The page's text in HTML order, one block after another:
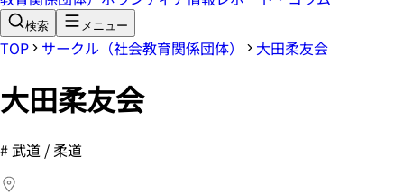
検索 メニュー
TOP サークル（社会教育関係団体） 大田柔友会
大田柔友会
# 武道 / 柔道